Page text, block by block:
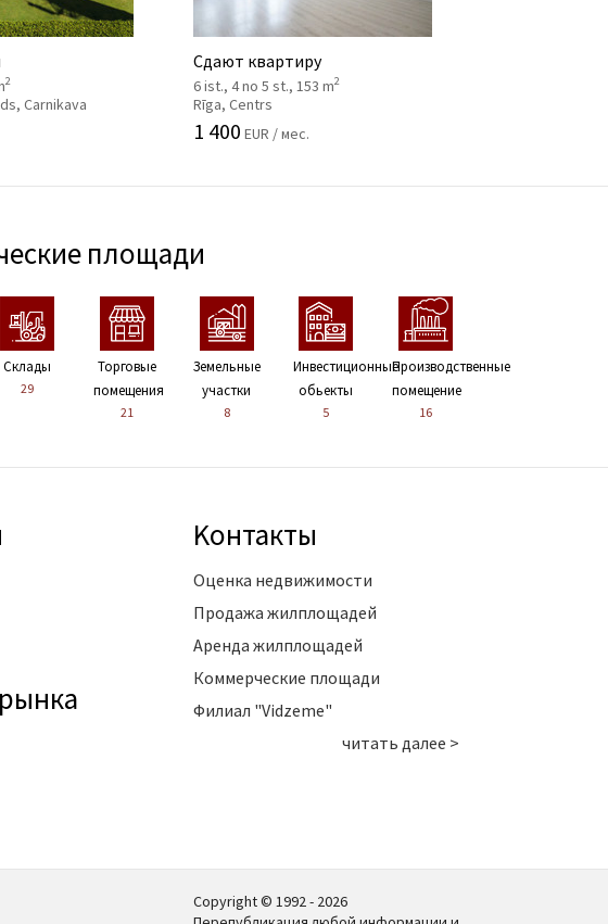
2
Carnikava
Сдают квартиру
6 ist., 4 no 5 st., 153 m2
Rīga, Centrs
1 400 EUR / мес.
площади
Склады
29
Торговые
помещения
21
Земельные
участки
8
Инвестиционные
обьекты
5
Производственные
помещение
16
Kонтакты
Оценка недвижимости
Продажа жилплощадей
Аренда жилплощадей
Коммерческие площади
Филиал "Vidzeme"
читать далее >
Copyright © 1992 - 2026